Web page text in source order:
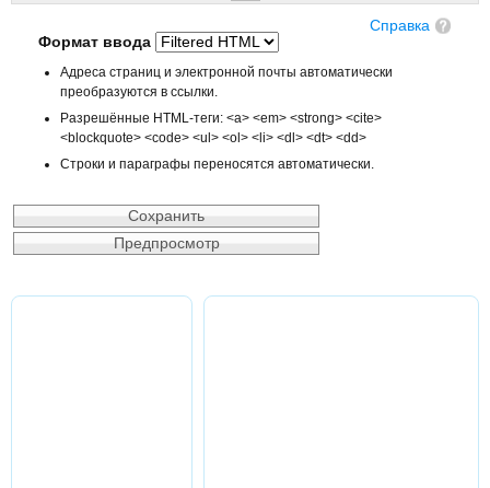
Справка
Формат ввода
Адреса страниц и электронной почты автоматически
преобразуются в ссылки.
Разрешённые HTML-теги: <a> <em> <strong> <cite>
<blockquote> <code> <ul> <ol> <li> <dl> <dt> <dd>
Строки и параграфы переносятся автоматически.